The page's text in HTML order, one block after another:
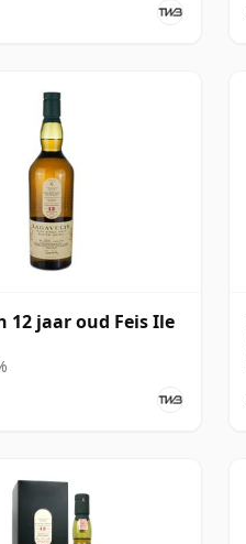
12 jaar oud Feis Ile